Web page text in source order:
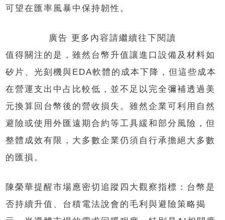
可望在匯率風暴中保持韌性。
廣告 更多內容請繼續往下閱讀
值得關注的是，雖然台幣升值讓進口設備及材料如
矽片、光刻機與EDA軟體的成本下降，但這些成本
在營運支出中占比較低，並不足以完全彌補透過美
元換算回台幣後的營收損失。雖然企業可利用自然
避險或使用外匯遠期合約等工具緩和部分風險，但
整體成效有限，大多數企業仍須自行承擔絕大多數
的匯損。
陳榮華提醒市場應密切追蹤四大觀察指標：台幣是
否持續升值、台積電法說會的毛利與避險策略揭